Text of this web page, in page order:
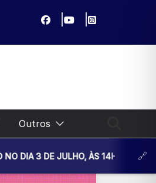
Outros
ÀS 14H30, NA UNIDADE